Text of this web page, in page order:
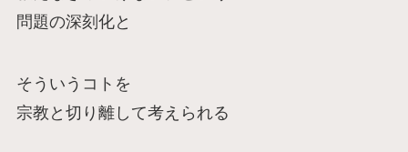
問題の深刻化と
そういうコトを
宗教と切り離して考えられる